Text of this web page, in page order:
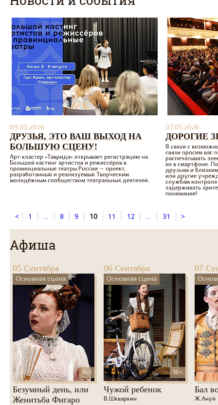
09.05.2026
ДРУЗЬЯ, ЭТО ВАШ ВЫХОД НА
БОЛЬШУЮ СЦЕНУ!
Арт-кластер «Таврида» открывает регистрацию на
Большой кастинг артистов и режиссёров в
провинциальные театры России — проект,
разработанный и реализуемый Творческим
молодёжным сообществом театральных деятелей.
07.05.2026
ДОРОГИЕ
В связи с
связи просим вас
распечатывать
их в смартфоне.
друзьям и
или другие
службам контроля
задерживать
понимание!
< 1 ... 8 9 10 11 12 ... 31 >
Афиша
05 Сентября
Основная сцена
16+
Безумный день, или
Женитьба Фигаро
06 Сентября
Основная сцена
16+
Чужой ребенок
В.Шкваркин
07
Бал
Ж.Ануй